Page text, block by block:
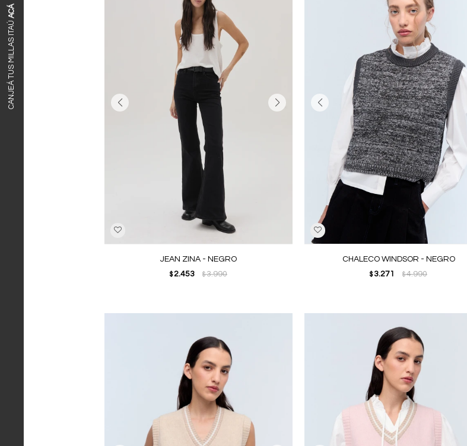
CANJEÁ TUS MILLAS ITAÚ
ACÁ
JEAN ZINA - NEGRO
$2.453 $3.990
CHALECO WINDSOR - NEGRO
$3.271 $4.990